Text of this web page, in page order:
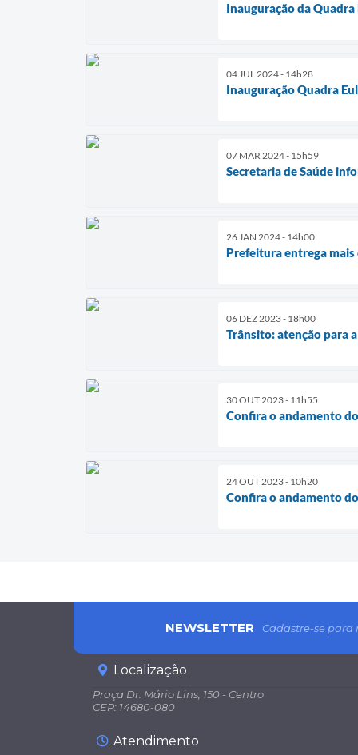
Inauguração da
04 JUL 2024 - 14h28
Inauguração Quadra
07 MAR 2024 - 15h59
Secretaria de Saúde
26 JAN 2024 - 14h00
Prefeitura entrega
06 DEZ 2023 - 18h00
Trânsito: atenção para
30 OUT 2023 - 11h55
Confira o andamento
24 OUT 2023 - 10h20
Confira o andamento
NEWSLETTER Cadastre-se para
Localização
Praça Dr. Mário Lins, 150 - Centro
CEP: 14680-080
Atendimento